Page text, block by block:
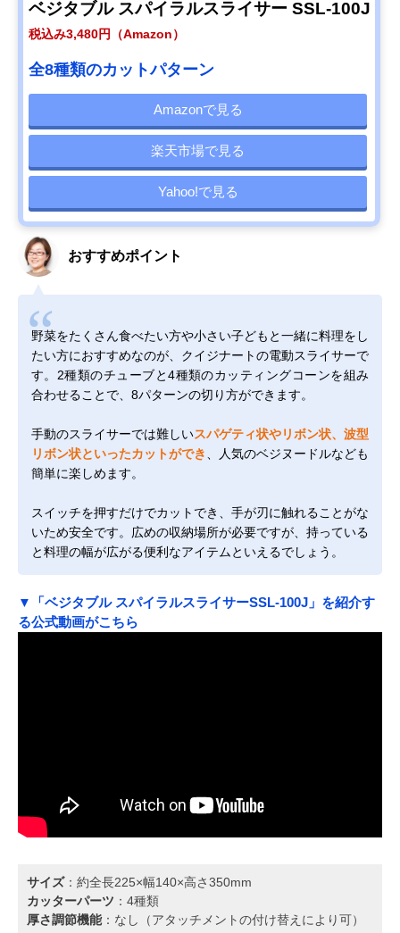
ベジタブル スパイラルスライサー SSL-100J
税込み3,480円（Amazon）
全8種類のカットパターン
Amazonで見る
楽天市場で見る
Yahoo!で見る
おすすめポイント
野菜をたくさん食べたい方や小さい子どもと一緒に料理をし
たい方におすすめなのが、クイジナートの電動スライサーで
す。2種類のチューブと4種類のカッティングコーンを組み
合わせることで、8パターンの切り方ができます。
手動のスライサーでは難しいスパゲティ状やリボン状、波型
リボン状といったカットができ
、人気のベジヌードルなども
簡単に楽しめます。
スイッチを押すだけでカットでき、手が刃に触れることがな
いため安全です。広めの収納場所が必要ですが、持っている
と料理の幅が広がる便利なアイテムといえるでしょう。
▼「ベジタブル スパイラルスライサーSSL-100J」を紹介す
る公式動画がこちら
サイズ：約全長225×幅140×高さ350mm
カッターパーツ ：4種類
厚さ調節機能：なし（アタッチメントの付け替えにより可）